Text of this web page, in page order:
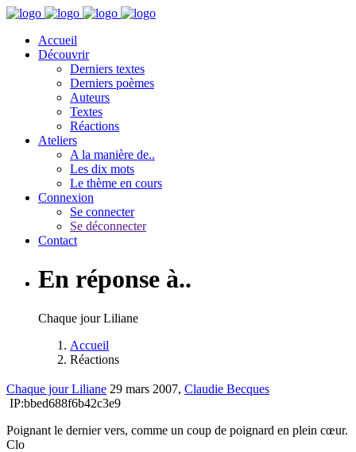
Accueil
Découvrir
Derniers textes
Derniers poèmes
Auteurs
Textes
Réactions
Ateliers
A la manière de..
Les dix mots
Le thème en cours
Connexion
Se connecter
Se déconnecter
Contact
En réponse à..
Chaque jour Liliane
Accueil
Réactions
Chaque jour Liliane 29 mars 2007, Claudie Becques
IP:bbed688f6b42c3e9
Poignant le dernier vers, comme un coup de poignard en plein cœur.
Clo